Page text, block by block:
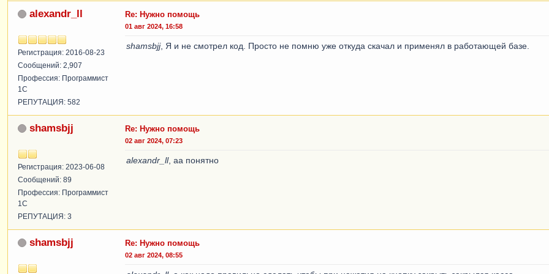
alexandr_ll
Регистрация: 2016-08-23
Сообщений: 2,907
Профессия: Программист
1С
РЕПУТАЦИЯ: 582
Re: Нужно помощь
01 авг 2024, 16:58
shamsbjj, Я и не смотрел код. Просто не помню уже откуда скачал и применял в работающей базе.
shamsbjj
Регистрация: 2023-06-08
Сообщений: 89
Профессия: Программист
1С
РЕПУТАЦИЯ: 3
Re: Нужно помощь
02 авг 2024, 07:23
alexandr_ll, аа понятно
shamsbjj Re: Нужно помощь
02 авг 2024, 08:55